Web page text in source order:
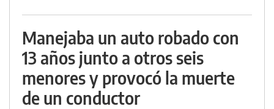
Manejaba un auto robado con
13 años junto a otros seis
menores y provocó la muerte
de un conductor